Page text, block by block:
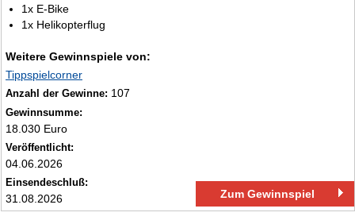
1x E‑Bike
1x Helikopterflug
Weitere Gewinnspiele von:
Tippspielcorner
Anzahl der Gewinne: 107
Gewinnsumme:
18.030 Euro
Veröffentlicht:
04.06.2026
Einsendeschluß:
31.08.2026 Zum Gewinnspiel